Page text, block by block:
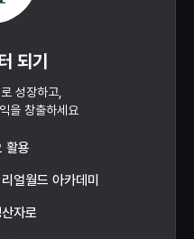
되기
성장하고,
을 창출하세요
활용
얼월드 아카데미
자로